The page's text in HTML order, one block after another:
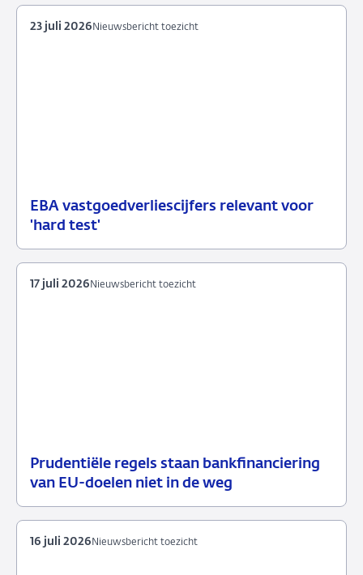
EBA vastgoedverliescijfers relevant voor
'hard test'
23
Nieuwsbericht
Nieuwsbericht toezicht
23 juli 2026
Prudentiële regels staan bankfinanciering
van EU-doelen niet in de weg
17
Nieuwsbericht
Nieuwsbericht toezicht
17 juli 2026
Nieuwsbericht toezicht
16 juli 2026